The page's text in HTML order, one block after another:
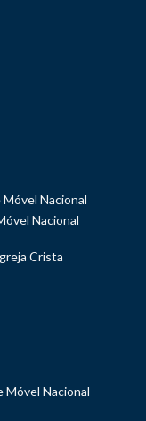
Nacional
Nacional
Crista
Móvel Nacional